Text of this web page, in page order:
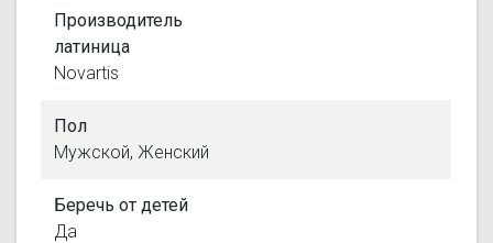
Производитель
латиница
Novartis
Пол
Мужской, Женский
Беречь от детей
Да